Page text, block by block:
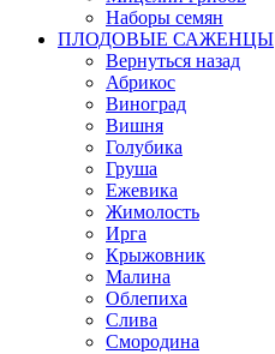
Наборы семян
ПЛОДОВЫЕ САЖЕНЦЫ
Вернуться назад
Абрикос
Виноград
Вишня
Голубика
Груша
Ежевика
Жимолость
Ирга
Крыжовник
Малина
Облепиха
Слива
Смородина